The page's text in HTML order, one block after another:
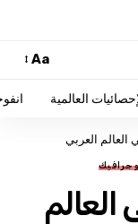
Aa
العالمية
العالم العربي
العالم